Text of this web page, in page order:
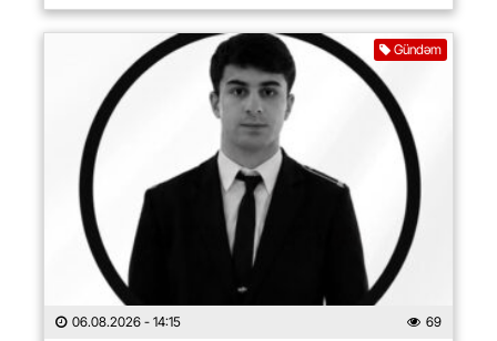
Gündəm
06.08.2026 - 14:15 69